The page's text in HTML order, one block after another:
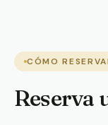
CÓMO
Reserva